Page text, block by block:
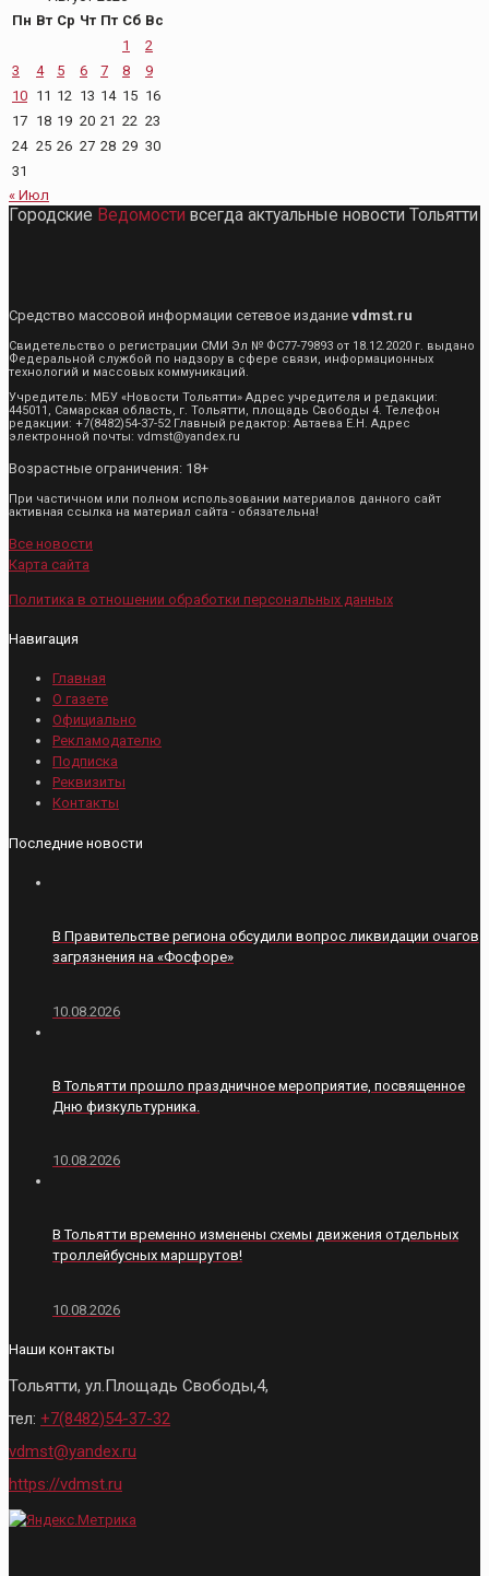
Пн Вт Ср Чт Пт Сб Вс
1
2
3
4 5 6 7 8
9
10 11 12 13 14 15 16
17 18 19 20 21 22 23
24 25 26 27 28 29 30
31
« Июл
Городские Ведомости всегда актуальные новости Тольятти
Средство массовой информации сетевое издание vdmst.ru
Свидетельство о регистрации СМИ Эл № ФС77-79893 от 18.12.2020 г. выдано
Федеральной службой по надзору в сфере связи, информационных
технологий и массовых коммуникаций.
Учредитель: МБУ «Новости Тольятти» Адрес учредителя и редакции:
445011, Самарская область, г. Тольятти, площадь Свободы 4. Телефон
редакции: +7(8482)54-37-52 Главный редактор: Автаева Е.Н. Адрес
электронной почты: vdmst@yandex.ru
Возрастные ограничения: 18+
При частичном или полном использовании материалов данного сайт
активная ссылка на материал сайта - обязательна!
Все новости
Карта сайта
Политика в отношении обработки персональных данных
Навигация
Главная
О газете
Официально
Рекламодателю
Подписка
Реквизиты
Контакты
Последние новости
В Правительстве региона обсудили вопрос ликвидации очагов
загрязнения на «Фосфоре»
10.08.2026
В Тольятти прошло праздничное мероприятие, посвященное
Дню физкультурника.
10.08.2026
В Тольятти временно изменены схемы движения отдельных
троллейбусных маршрутов!
10.08.2026
Наши контакты
Тольятти, ул.Площадь Свободы,4,
тел: +7(8482)54-37-32
vdmst@yandex.ru
https://vdmst.ru